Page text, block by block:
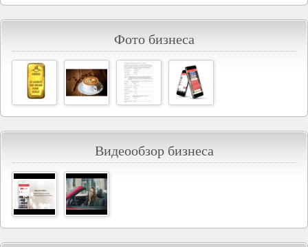
Фото бизнеса
Видеообзор бизнеса